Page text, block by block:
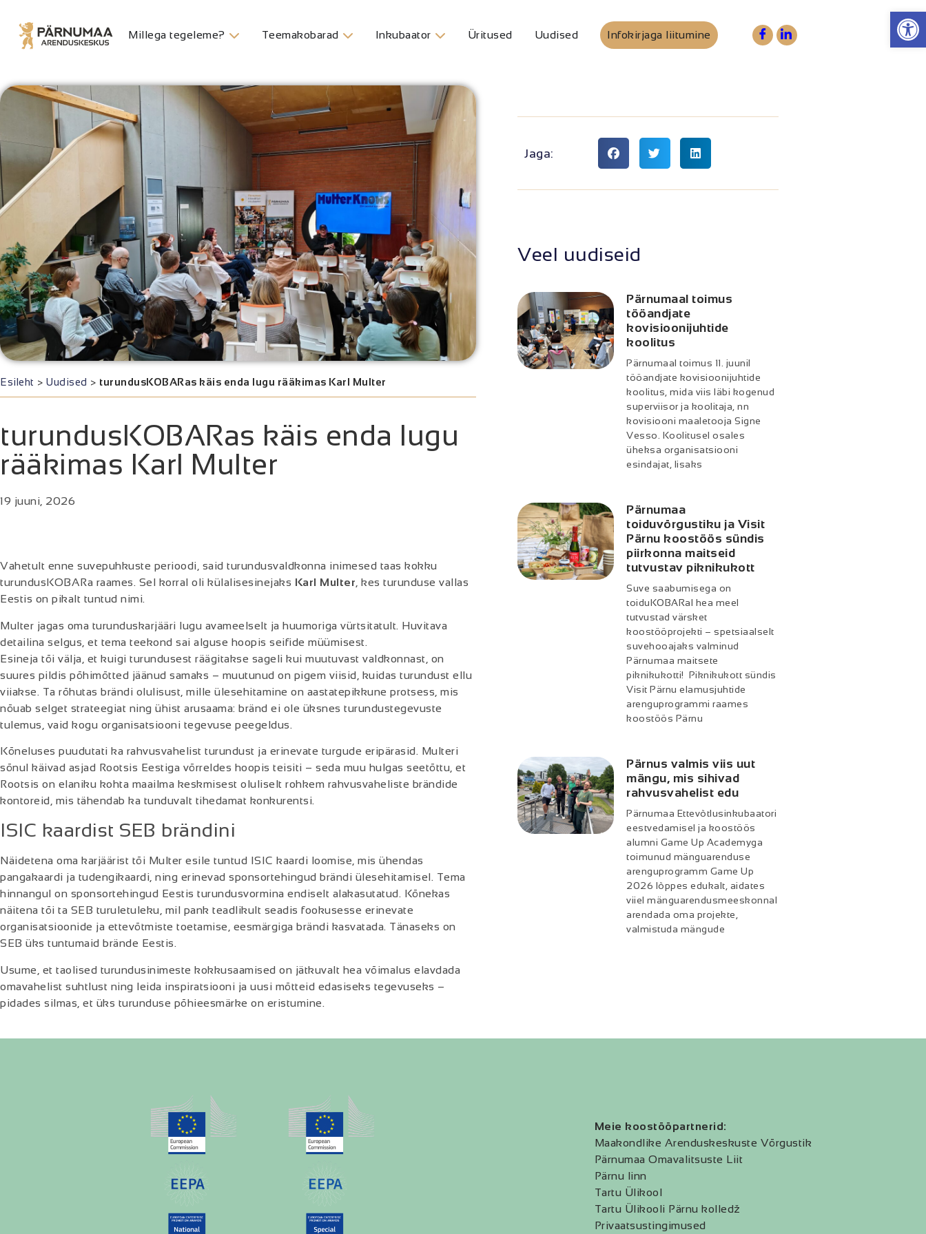
Millega tegeleme? Teemakobarad Inkubaator Üritused Uudised Infokirjaga liitumine
Esileht > Uudised > turundusKOBARas käis enda lugu rääkimas Karl Multer
turundusKOBARas käis enda lugu
rääkimas Karl Multer
19 juuni, 2026
Vahetult enne suvepuhkuste perioodi, said turundusvaldkonna inimesed taas kokku
turundusKOBARa raames. Sel korral oli külalisesinejaks Karl Multer , kes turunduse vallas
Eestis on pikalt tuntud nimi.
Multer jagas oma turunduskarjääri lugu avameelselt ja huumoriga vürtsitatult. Huvitava
detailina selgus, et tema teekond sai alguse hoopis seifide müümisest.
Esineja tõi välja, et kuigi turundusest räägitakse sageli kui muutuvast valdkonnast, on
suures pildis põhimõtted jäänud samaks – muutunud on pigem viisid, kuidas turundust ellu
viiakse. Ta rõhutas brändi olulisust, mille ülesehitamine on aastatepikkune protsess, mis
nõuab selget strateegiat ning ühist arusaama: bränd ei ole üksnes turundustegevuste
tulemus, vaid kogu organisatsiooni tegevuse peegeldus.
Kõneluses puudutati ka rahvusvahelist turundust ja erinevate turgude eripärasid. Multeri
sõnul käivad asjad Rootsis Eestiga võrreldes hoopis teisiti – seda muu hulgas seetõttu, et
Rootsis on elaniku kohta maailma keskmisest oluliselt rohkem rahvusvaheliste brändide
kontoreid, mis tähendab ka tunduvalt tihedamat konkurentsi.
ISIC kaardist SEB brändini
Näidetena oma karjäärist tõi Multer esile tuntud ISIC kaardi loomise, mis ühendas
pangakaardi ja tudengikaardi, ning erinevad sponsortehingud brändi ülesehitamisel. Tema
hinnangul on sponsortehingud Eestis turundusvormina endiselt alakasutatud. Kõnekas
näitena tõi ta SEB turuletuleku, mil pank teadlikult seadis fookusesse erinevate
organisatsioonide ja ettevõtmiste toetamise, eesmärgiga brändi kasvatada. Tänaseks on
SEB üks tuntumaid brände Eestis.
Usume, et taolised turundusinimeste kokkusaamised on jätkuvalt hea võimalus elavdada
omavahelist suhtlust ning leida inspiratsiooni ja uusi mõtteid edasiseks tegevuseks –
pidades silmas, et üks turunduse põhieesmärke on eristumine.
Jaga:
Veel uudiseid
Pärnumaal toimus
tööandjate
kovisioonijuhtide
koolitus
Pärnumaal toimus 11. juunil
tööandjate kovisioonijuhtide
koolitus, mida viis läbi kogenud
superviisor ja koolitaja, nn
kovisiooni maaletooja Signe
Vesso. Koolitusel osales
üheksa organisatsiooni
esindajat, lisaks
Pärnumaa
toiduvõrgustiku ja Visit
Pärnu koostöös sündis
piirkonna maitseid
tutvustav piknikukott
Suve saabumisega on
toiduKOBARal hea meel
tutvustad värsket
koostööprojekti – spetsiaalselt
suvehooajaks valminud
Pärnumaa maitsete
piknikukotti! Piknikukott sündis
Visit Pärnu elamusjuhtide
arenguprogrammi raames
koostöös Pärnu
Pärnus valmis viis uut
mängu, mis sihivad
rahvusvahelist edu
Pärnumaa Ettevõtlusinkubaatori
eestvedamisel ja koostöös
alumni Game Up Academyga
toimunud mänguarenduse
arenguprogramm Game Up
2026 lõppes edukalt, aidates
viiel mänguarendusmeeskonnal
arendada oma projekte,
valmistuda mängude
Meie koostööpartnerid:
Maakondlike Arenduskeskuste Võrgustik
Pärnumaa Omavalitsuste Liit
Pärnu linn
Tartu Ülikool
Tartu Ülikooli Pärnu kolledž
Privaatsustingimused